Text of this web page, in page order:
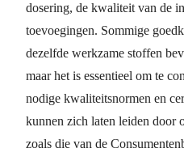
dosering, de kwaliteit van de
toevoegingen. Sommige
dezelfde werkzame stoffen
maar het is essentieel om te
nodige kwaliteitsnormen en
kunnen zich laten leiden door
zoals die van de